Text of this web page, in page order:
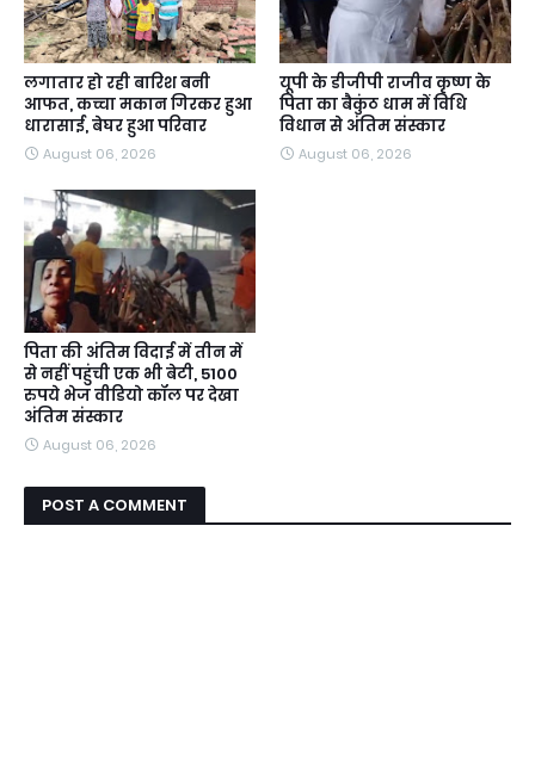
लगातार हो रही बारिश बनी
आफत, कच्चा मकान गिरकर हुआ
धारासाई, बेघर हुआ परिवार
August 06, 2026
यूपी के डीजीपी राजीव कृष्ण के
पिता का बैकुंठ धाम में विधि
विधान से अंतिम संस्कार
August 06, 2026
पिता की अंतिम विदाई में तीन में
से नहीं पहुंची एक भी बेटी, 5100
रुपये भेज वीडियो कॉल पर देखा
अंतिम संस्कार
August 06, 2026
POST A COMMENT